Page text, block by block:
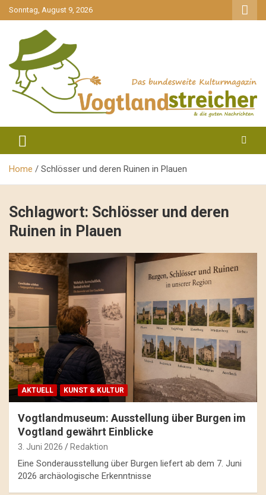
gehe
zum
Sonntag, August 9, 2026
Vogtlandstreicher
Home Schlösser und deren Ruinen in Plauen
Schlagwort: Schlösser und deren
Ruinen in Plauen
AKTUELL KUNST & KULTUR
Vogtlandmuseum: Ausstellung über Burgen im
Vogtland gewährt Einblicke
3. Juni 2026 Redaktion
Eine Sonderausstellung über Burgen liefert ab dem 7. Juni
2026 archäologische Erkenntnisse